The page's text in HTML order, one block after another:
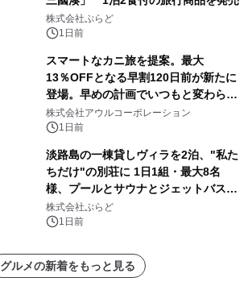
株式会社ぷらど
1日前
スマートなカニ旅を提案。最大
13％OFFとなる早割120日前が新たに
登場。早めの計画でいつもと変わらぬ
大人の冬旅を。ー夕日ヶ浦温泉「佳松
苑 別邸ふうか」ー
株式会社アウルコーポレーション
1日前
淡路島の一棟貸しヴィラを2泊、"私た
ちだけ"の別荘に 1日1組・最大8名
様、プールとサウナとジェットバス付
きで Villa Mon Temps AWAJIの連泊
素泊りプラン
株式会社ぷらど
1日前
グルメの新着をもっと見る